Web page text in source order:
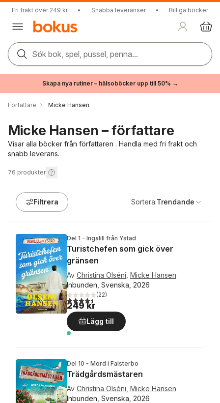
Fri frakt över 249 kr • Snabba leveranser • Billiga böcker
Sök bok, spel, pussel, penna...
Skapa nya rutiner – hälsoböcker upp till 50% →
Författare Micke Hansen
Micke Hansen – författare
Visar alla böcker från författaren . Handla med fri frakt och
snabb leverans.
76 produkter
Filtrera Sortera:Trendande
Del 1 - Ingalill från Ystad
Turistchefen som gick över
gränsen
Av Christina Olséni Micke Hansen
Inbunden, Svenska, 2026
4,4utav 5 stjärnor. Totalt antal röster:
(22)
249 kr
Lägg till
Del 10 - Mord i Falsterbo
Trädgårdsmästaren
Av Christina Olséni Micke Hansen
Inbunden, Svenska, 2026